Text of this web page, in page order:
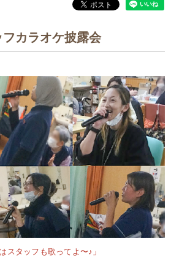
フカラオケ披露会
スタッフも歌ってよ〜♪」